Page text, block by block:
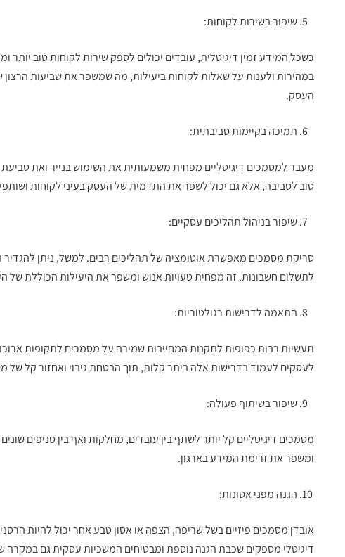
שיפור בשירות לקוחות:
כשכל המידע זמין דיגיטלית, עובדים יכולים לספק שירות לקוחות טוב יותר
במהירות ולענות על שאלות לקוחות ביעילות, מה שמשפר את שביעות הרצון
העסק.
תמיכה בקיימות סביבתית:
מעבר למסמכים דיגיטליים מפחית משמעותית את השימוש בנייר ואת
טוב לסביבה, אלא גם יכול לשפר את התדמית של העסק בעיני לקוחות
שיפור בניהול תהליכים עסקיים:
סריקת מסמכים מאפשרת אוטומציה של תהליכים רבים. למשל, ניתן להגדיר
לתשלום חשבונות. זה מפחית טעויות אנוש ומשפר את היעילות הכוללת של
התאמה לדרישות רגולטוריות:
תעשיות רבות כפופות לתקנות המחייבות שמירה על מסמכים לתקופות
לעסקים לעמוד בדרישות אלה ביתר קלות, תוך הבטחת גיבוי ואחזור קל של
שיפור בשיתוף פעולה:
מסמכים דיגיטליים קל יותר לשתף בין עובדים, מחלקות ואף בין סניפים
ומשפר את זרימת המידע בארגון.
הגנה מפני אסונות:
אובדן מסמכים פיזיים בשל שריפה, הצפה או אסון טבע אחר יכול להיות
דיגיטלי מספקים שכבת הגנה נוספת ומבטיחים המשכיות עסקית גם במקרה